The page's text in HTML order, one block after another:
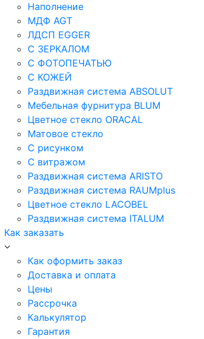
Наполнение
МДФ AGT
ЛДСП EGGER
С ЗЕРКАЛОМ
С ФОТОПЕЧАТЬЮ
С КОЖЕЙ
Раздвижная система ABSOLUT
Мебельная фурнитура BLUM
Цветное стекло ORACAL
Матовое стекло
C рисунком
C витражом
Раздвижная система ARISTO
Раздвижная система RAUMplus
Цветное стекло LACOBEL
Раздвижная система ITALUM
Как заказать
Как оформить заказ
Доставка и оплата
Цены
Рассрочка
Калькулятор
Гарантия